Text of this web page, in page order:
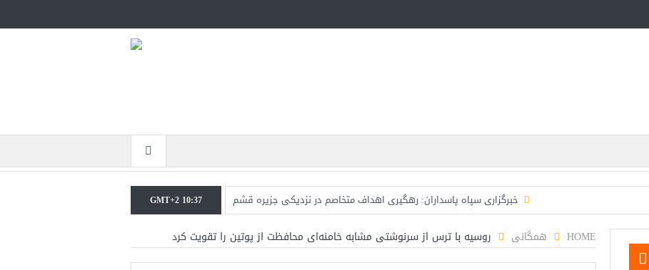
خبرگزاری سپاه پاسداران: رهگیری اهداف متخاصم در نزدیکی جزیره قشم
تحلیلگر حکومتی: تفاهم هرمز پایان بحران نیست؛ خطر جنگ همچنان پابرجاست
ایران؛ واکنش ترامپ و معاونش به اقدام تفرقه‌افکنان/سفر ژنرال منیر به عربستان
GMT+2 10:37
HOME همگانی روسیه با ترس از سرنوشتی مشابه خامنه‌ای محافظت از پوتین را تقویت کرد